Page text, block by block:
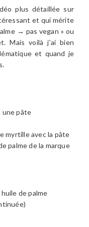
plus détaillée sur
et qui mérite
→ pas vegan » ou
Mais voilà j’ai bien
et quand je
une pâte
myrtille avec la pâte
palme de la marque
de palme